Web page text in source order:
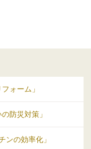
ォーム」
防災対策」
ンの効率化」